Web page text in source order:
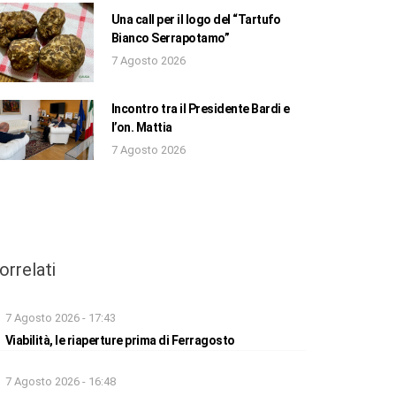
Una call per il logo del “Tartufo
Bianco Serrapotamo”
7 Agosto 2026
Incontro tra il Presidente Bardi e
l’on. Mattia
7 Agosto 2026
7 Agosto 2026 - 17:43
Viabilità, le riaperture prima di Ferragosto
7 Agosto 2026 - 16:48